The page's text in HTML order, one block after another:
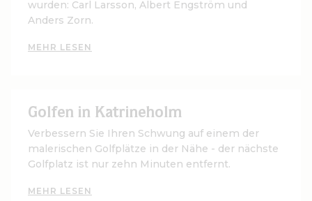
wurden: Carl Larsson, Albert Engström und
Anders Zorn.
MEHR LESEN
Golfen in Katrineholm
Verbessern Sie Ihren Schwung auf einem der
malerischen Golfplätze in der Nähe - der nächste
Golfplatz ist nur zehn Minuten entfernt.
MEHR LESEN